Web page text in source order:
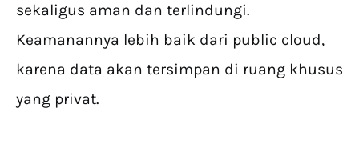
sekaligus aman dan terlindungi.
Keamanannya lebih baik dari public cloud,
karena data akan tersimpan di ruang khusus
yang privat.